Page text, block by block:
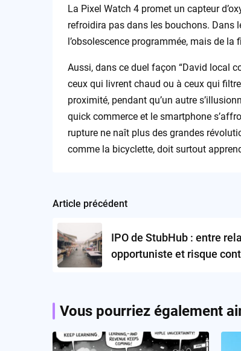
La Pixel Watch 4 promet un capteur
refroidira pas dans les bouchons. Dans
l’obsolescence programmée, mais de
Aussi, dans ce duel façon “David local
ceux qui livrent chaud ou à ceux qui
proximité, pendant qu’un autre
quick commerce et le smartphone
rupture ne naît plus des grandes
comme la bicyclette, doit surtout
Post
navigation
Article précédent
IPO de StubHub : entre
opportuniste et risque
Vous pourriez également